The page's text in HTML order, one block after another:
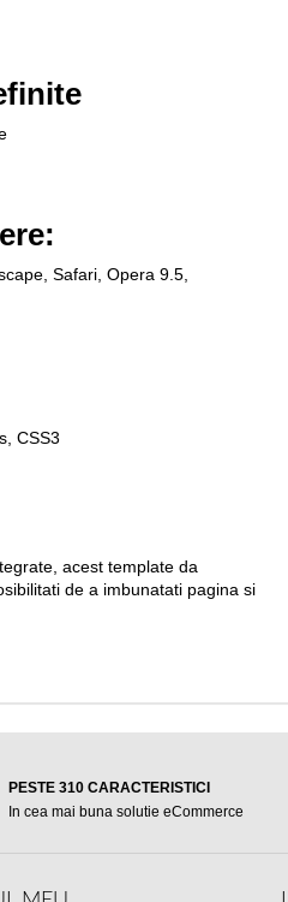
Safari, Opera 9.5,
CSS3
acest template da
de a imbunatati pagina si
PESTE 310 CARACTERISTICI
In cea mai buna solutie eCommerce